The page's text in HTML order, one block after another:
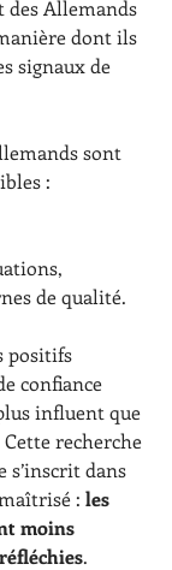
des Allemands
dont ils
signaux de
sont
:
de qualité.
positifs
confiance
influent que
recherche
s’inscrit dans
: les
moins
.